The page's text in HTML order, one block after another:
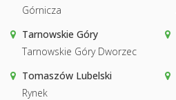
Górnicza
Tarnowskie Góry
Tarnowskie Góry Dworzec
Tomaszów Lubelski
Rynek